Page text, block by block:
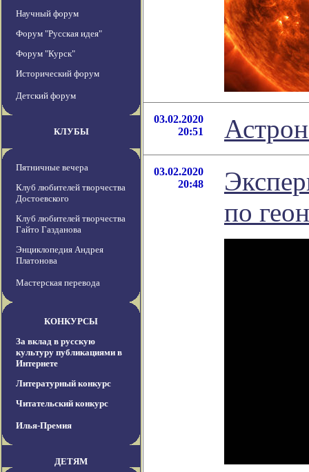
Научный форум
Форум "Русская идея"
Форум "Курск"
Исторический форум
Детский форум
КЛУБЫ
Пятничные вечера
Клуб любителей творчества
Достоевского
Клуб любителей творчества
Гайто Газданова
Энциклопедия Андрея
Платонова
Мастерская перевода
КОНКУРСЫ
За вклад в русскую
культуру публикациями в
Интернете
Литературный конкурс
Читательский конкурс
Илья-Премия
ДЕТЯМ
03.02.2020
20:51
03.02.2020
20:48
по